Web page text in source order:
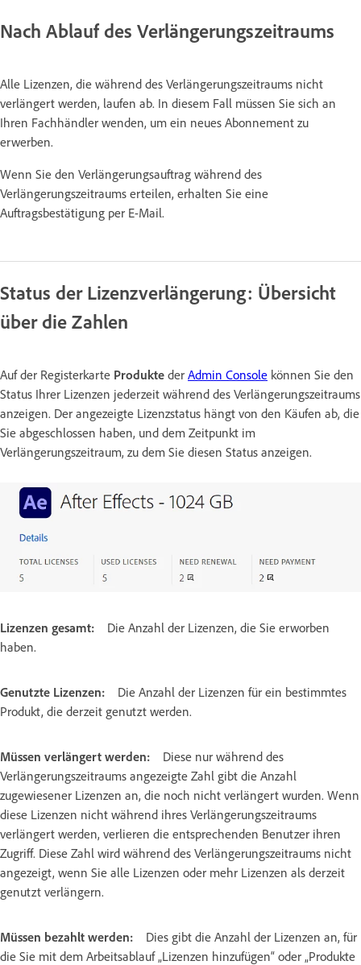
Nach Ablauf des Verlängerungszeitraums
Alle Lizenzen, die während des Verlängerungszeitraums nicht
verlängert werden, laufen ab. In diesem Fall müssen Sie sich an
Ihren Fachhändler wenden, um ein neues Abonnement zu
erwerben.
Wenn Sie den Verlängerungsauftrag während des
Verlängerungszeitraums erteilen, erhalten Sie eine
Auftragsbestätigung per E-Mail.
Status der Lizenzverlängerung: Übersicht
über die Zahlen
Auf der Registerkarte Produkte der Admin Console können Sie den
Status Ihrer Lizenzen jederzeit während des Verlängerungszeitraums
anzeigen. Der angezeigte Lizenzstatus hängt von den Käufen ab, die
Sie abgeschlossen haben, und dem Zeitpunkt im
Verlängerungszeitraum, zu dem Sie diesen Status anzeigen.
Lizenzen gesamt:
Die Anzahl der Lizenzen, die Sie erworben
haben.
Genutzte Lizenzen:
Die Anzahl der Lizenzen für ein bestimmtes
Produkt, die derzeit genutzt werden.
Müssen verlängert werden:
Diese nur während des
Verlängerungszeitraums angezeigte Zahl gibt die Anzahl
zugewiesener Lizenzen an, die noch nicht verlängert wurden. Wenn
diese Lizenzen nicht während ihres Verlängerungszeitraums
verlängert werden, verlieren die entsprechenden Benutzer ihren
Zugriff. Diese Zahl wird während des Verlängerungszeitraums nicht
angezeigt, wenn Sie alle Lizenzen oder mehr Lizenzen als derzeit
genutzt verlängern.
Müssen bezahlt werden:
Dies gibt die Anzahl der Lizenzen an, für
die Sie mit dem Arbeitsablauf „Lizenzen hinzufügen“ oder „Produkte